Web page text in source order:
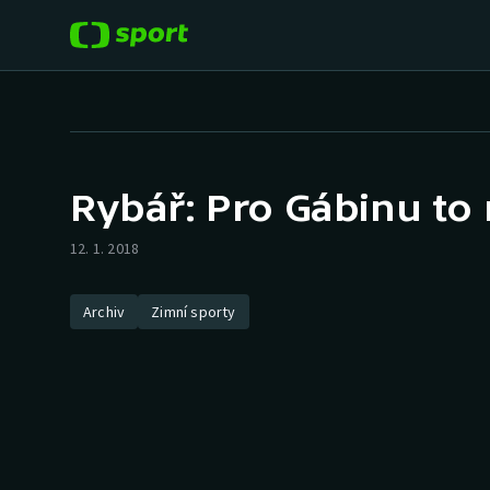
Hokej
Atletika
Baseball a softbal
Rybář: Pro Gábinu
12. 1. 2018
Archiv Zimní sporty